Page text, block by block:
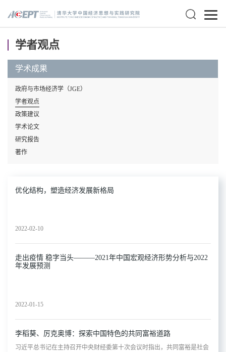
学者观点
学术成果
政府与市场经济学（JGE）
学者观点
政策建议
学术论文
研究报告
著作
优化结构，塑造经济发展新格局
2022-02-10
走出疫情 稳字当头———2021年中国宏观经济形势分析与2022
年发展预测
2022-01-15
李稻葵、厉克奥博：探索中国特色的共同富裕道路
习近平总书记在主持召开中央财经委第十次会议时指出，共同富裕是社会